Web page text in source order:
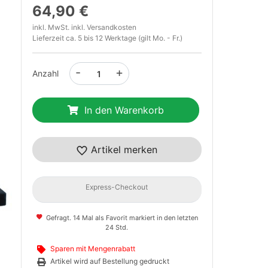
64,90 €
inkl. MwSt. inkl. Versandkosten
Lieferzeit ca. 5 bis 12 Werktage (gilt Mo. - Fr.)
Anzahl +
-
In den Warenkorb
Artikel merken
Express-Checkout
Gefragt. 14 Mal als Favorit markiert in den letzten
24 Std.
Sparen mit Mengenrabatt
Artikel wird auf Bestellung gedruckt